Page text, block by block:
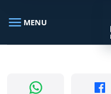
Busca no portal
menu MENU